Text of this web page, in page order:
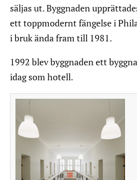
säljas ut. Byggnaden
ett toppmodernt fängelse i
i bruk ända fram till 1981.
1992 blev byggnaden ett
idag som hotell.